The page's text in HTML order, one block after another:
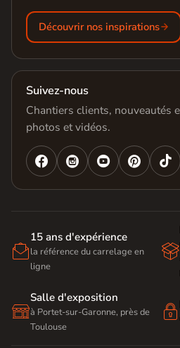
Découvrir nos inspirations
Suivez-nous
Chantiers clients, nouveautés
photos et vidéos.
   

15 ans d'expérience
la référence du carrelage en
ligne


Salle d'exposition
à Portet-sur-Garonne, près de
Toulouse
